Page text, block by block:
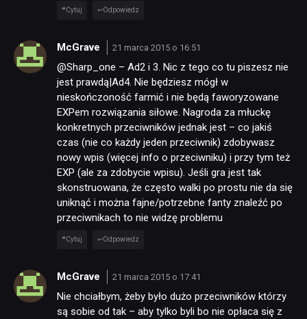
Cytuj Odpowiedz
McGrave 21 marca 2015 o 16:51
@Sharp_one – Ad2 i 3. Nic z tego co tu piszesz nie
jest prawdą|Ad4. Nie będziesz mógł w
nieskończoność farmić i nie będą faworyzowane
EXPem rozwiązania siłowe. Nagroda za młuckę
konkretnych przeciwników jednak jest – co jakiś
czas (nie co każdy jeden przeciwnik) zdobywasz
nowy wpis (więcej info o przeciwniku) i przy tym też
EXP (ale za zdobycie wpisu). Jeśli gra jest tak
skonstruowana, że często walki po prostu nie da się
uniknąć i można fajne/potrzebne fanty znaleźć po
przeciwnikach to nie widzę problemu
Cytuj Odpowiedz
McGrave 21 marca 2015 o 17:41
Nie chciałbym, żeby było dużo przeciwników którzy
są sobie od tak – aby tylko byli bo nie opłaca się z